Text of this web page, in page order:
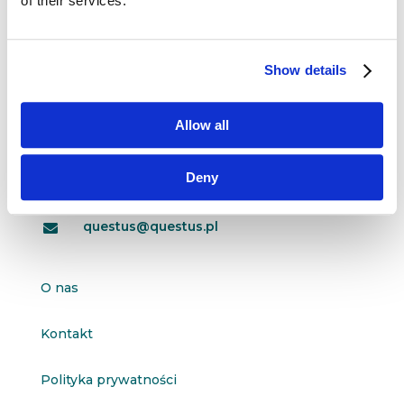
Show details
Allow all
Deny
 questus@questus.pl
O nas
Kontakt
Polityka prywatności